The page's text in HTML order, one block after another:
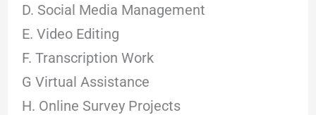
D. Social Media Management
E. Video Editing
F. Transcription Work
G Virtual Assistance
H. Online Survey Projects